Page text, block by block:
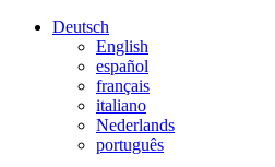
Deutsch
English
español
français
italiano
Nederlands
português